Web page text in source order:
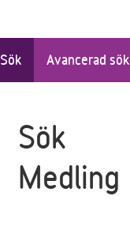
Sök Avancerad sök
Sök
Medling